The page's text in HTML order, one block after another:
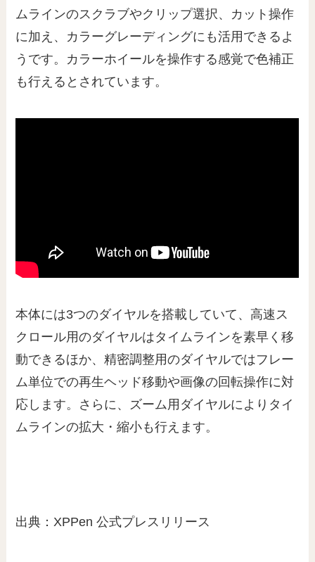
ムラインのスクラブやクリップ選択、カット操作
に加え、カラーグレーディングにも活用できるよ
うです。カラーホイールを操作する感覚で色補正
も行えるとされています。
本体には3つのダイヤルを搭載していて、高速ス
クロール用のダイヤルはタイムラインを素早く移
動できるほか、精密調整用のダイヤルではフレー
ム単位での再生ヘッド移動や画像の回転操作に対
応します。さらに、ズーム用ダイヤルによりタイ
ムラインの拡大・縮小も行えます。
出典：XPPen 公式プレスリリース